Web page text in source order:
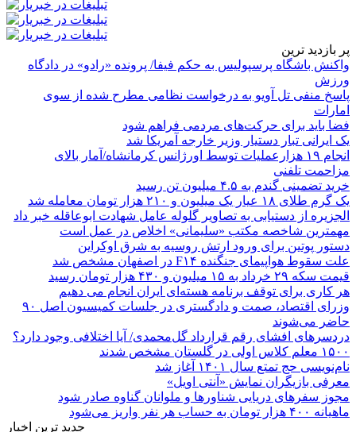
پر بازدید ترین
واکنش باشگاه پرسپولیس به حکم فیفا/ پرونده «رادو» در دادگاه
ورزش
پاسخ منفی تل آویو به درخواست نظامی مطرح شده از سوی
امارات
فضا باید برای حرکت‌های مردمی فراهم شود
یک ایرانی تبار دستیار وزیر خارجه آمریکا شد
انجام ۱۹ هزارعملیات توسط اورژانس کرمانشاه/آمار بالای
مزاحمت تلفنی
خرید تضمینی گندم به ۴.۵ میلیون تن رسید
یک گرم طلای ۱۸ عیار یک میلیون و ۲۱۰ هزار تومان معامله شد
الجزیره از دستیابی به تصاویر گلوله عامل شهادت ابوعاقله خبر داد
مهمترین شاخصه مکتب «سلیمانی» اخلاص در عمل است
دستور پوتین برای ورود ارتش روسیه به شرق اوکراین
علت سقوط هواپیمای جنگنده F۱۴ در اصفهان مشخص شد
قیمت سکه ۲۹ خرداد به ۱۵ میلیون و ۴۳۰ هزار تومان رسید
هر کاری برای توقف برنامه هسته‌ای ایران انجام می دهیم
وزرای اقتصاد، صمت و دادگستری در جلسات کمیسیون اصل ۹۰
حاضر می‌شوند
دردسرهای افشای رقم قرارداد گل‌محمدی/ آیا اختلافی وجود دارد؟
۱۵۰۰ معلم کلاس اولی در گلستان مشخص شدند
نام‌نویسی حج تمتع سال ۱۴۰۱ آغاز شد
معرفی بازیگران نمایش «آنتی اویل»
مجوز سفرهای دریایی شناورها و ملوانان گناوه صادر شود
ماهیانه ۴۰۰ هزار تومان به حساب هر نفر واریز می‌شود
جدید ترین اخبار